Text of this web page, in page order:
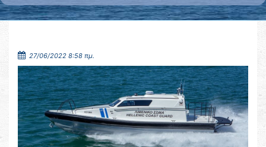
27/06/2022 8:58 πμ.